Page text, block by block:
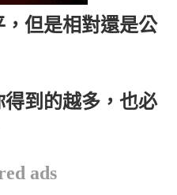
但是相對還是公
到的越多，也必
ads